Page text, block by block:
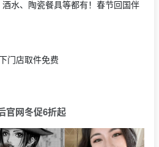
水、陶瓷餐具等都有！春节回国伴
门店取件免费
官网冬促6折起